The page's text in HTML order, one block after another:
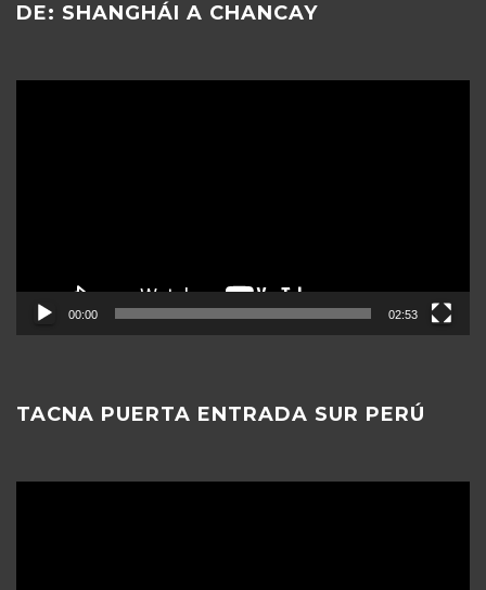
DE: SHANGHÁI A CHANCAY
00:00 02:53
TACNA PUERTA ENTRADA SUR PERÚ